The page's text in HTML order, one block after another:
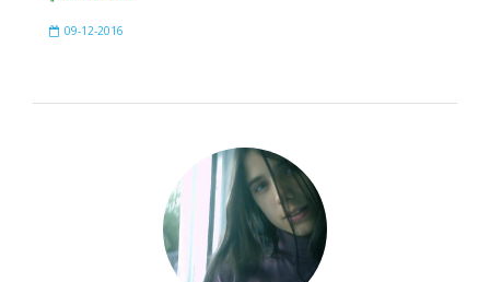
09-12-2016